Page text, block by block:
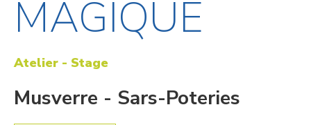
MAGIQUE
Atelier - Stage
Musverre - Sars-Poteries